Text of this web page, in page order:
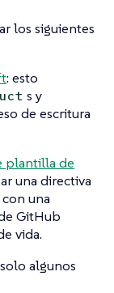
los siguientes
: esto
s y
de escritura
plantilla de
una directiva
una
GitHub
vida.
algunos